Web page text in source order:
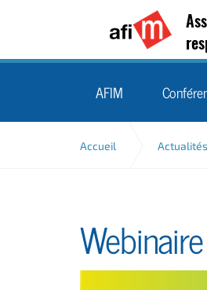
AFIM
Accueil Actualités